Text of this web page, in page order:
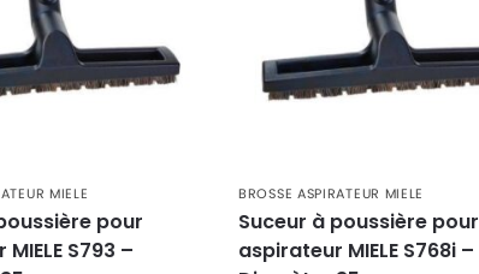
MIELE
pour
S793 –
BROSSE ASPIRATEUR MIELE
Suceur à poussière pour
aspirateur MIELE S768i –